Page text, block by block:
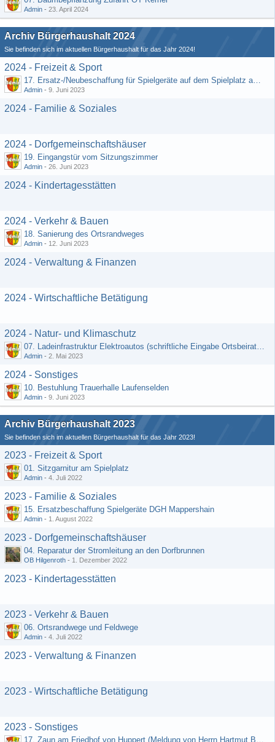
Admin - 23. April 2024
Archiv Bürgerhaushalt 2024
Sie befinden sich im aktuellen Bürgerhaushalt für das Jahr 2024!
2024 - Freizeit & Sport
17. Ersatz-/Neubeschaffung für Spielgeräte auf dem Spielplatz am DGH
Admin - 9. Juni 2023
2024 - Familie & Soziales
2024 - Dorfgemeinschaftshäuser
19. Eingangstür vom Sitzungszimmer
Admin - 26. Juni 2023
2024 - Kindertagesstätten
2024 - Verkehr & Bauen
18. Sanierung des Ortsrandweges
Admin - 12. Juni 2023
2024 - Verwaltung & Finanzen
2024 - Wirtschaftliche Betätigung
2024 - Natur- und Klimaschutz
07. Ladeinfrastruktur Elektroautos (schriftliche Eingabe Ortsbeirat Kemel)
Admin - 2. Mai 2023
2024 - Sonstiges
10. Bestuhlung Trauerhalle Laufenselden
Admin - 9. Juni 2023
Archiv Bürgerhaushalt 2023
Sie befinden sich im aktuellen Bürgerhaushalt für das Jahr 2023!
2023 - Freizeit & Sport
01. Sitzgarnitur am Spielplatz
Admin - 4. Juli 2022
2023 - Familie & Soziales
15. Ersatzbeschaffung Spielgeräte DGH Mappershain
Admin - 1. August 2022
2023 - Dorfgemeinschaftshäuser
04. Reparatur der Stromleitung an den Dorfbrunnen
OB Hilgenroth - 1. Dezember 2022
2023 - Kindertagesstätten
2023 - Verkehr & Bauen
06. Ortsrandwege und Feldwege
Admin - 4. Juli 2022
2023 - Verwaltung & Finanzen
2023 - Wirtschaftliche Betätigung
2023 - Sonstiges
17. Zaun am Friedhof von Huppert (Meldung von Herrn Hartmut Bender)